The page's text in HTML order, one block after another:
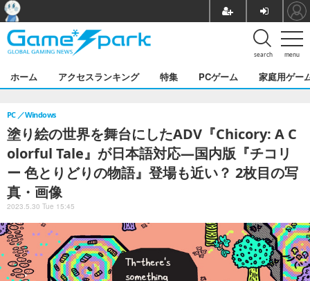
menu
search
ホーム アクセスランキング 特集 PCゲーム 家庭用ゲー
塗り絵の世界を舞台にしたADV『Chicory: A C
olorful Tale』が日本語対応―国内版『チコリ
ー 色とりどりの物語』登場も近い？ 2枚目の写
真・画像
PC Windows
2023.5.30 Tue 15:45